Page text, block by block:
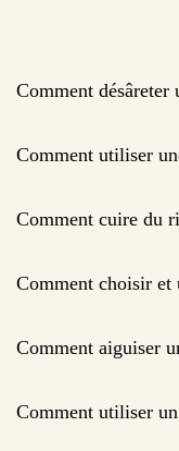
Comment désâreter
Comment utiliser
Comment cuire du
Comment choisir et
Comment aiguiser
Comment utiliser